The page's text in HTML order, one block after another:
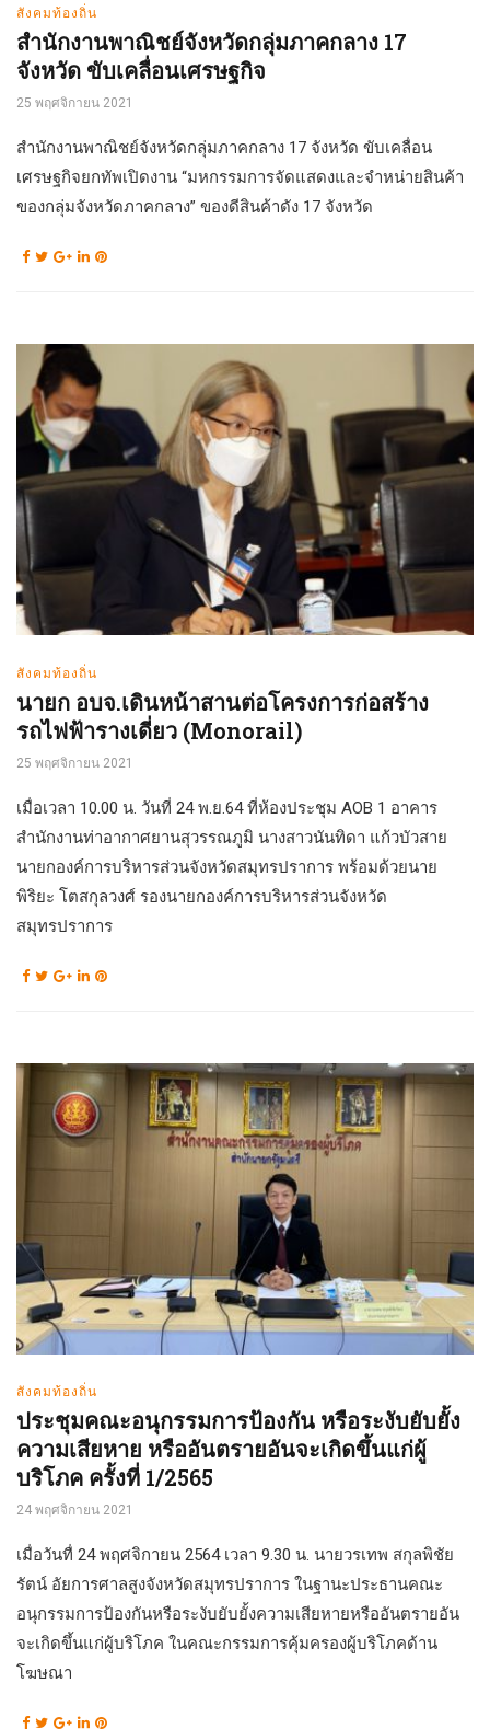
สังคมท้องถิ่น
สำนักงานพาณิชย์จังหวัดกลุ่มภาคกลาง 17
จังหวัด ขับเคลื่อนเศรษฐกิจ
25 พฤศจิกายน 2021
สำนักงานพาณิชย์จังหวัดกลุ่มภาคกลาง 17 จังหวัด ขับเคลื่อน
เศรษฐกิจยกทัพเปิดงาน “มหกรรมการจัดแสดงและจำหน่ายสินค้า
ของกลุ่มจังหวัดภาคกลาง” ของดีสินค้าดัง 17 จังหวัด
สังคมท้องถิ่น
นายก อบจ.เดินหน้าสานต่อโครงการก่อสร้าง
รถไฟฟ้ารางเดี่ยว (Monorail)
25 พฤศจิกายน 2021
เมื่อเวลา 10.00 น. วันที่ 24 พ.ย.64 ที่ห้องประชุม AOB 1 อาคาร
สำนักงานท่าอากาศยานสุวรรณภูมิ นางสาวนันทิดา แก้วบัวสาย
นายกองค์การบริหารส่วนจังหวัดสมุทรปราการ พร้อมด้วยนาย
พิริยะ โตสกุลวงศ์ รองนายกองค์การบริหารส่วนจังหวัด
สมุทรปราการ
สังคมท้องถิ่น
ประชุมคณะอนุกรรมการป้องกัน หรือระงับยับยั้ง
ความเสียหาย หรืออันตรายอันจะเกิดขึ้นแก่ผู้
บริโภค ครั้งที่ 1/2565
24 พฤศจิกายน 2021
เมื่อวันทื่ 24 พฤศจิกายน 2564 เวลา 9.30 น. นายวรเทพ สกุลพิชัย
รัตน์ อัยการศาลสูงจังหวัดสมุทรปราการ ในฐานะประธานคณะ
อนุกรรมการป้องกันหรือระงับยับยั้งความเสียหายหรืออันตรายอัน
จะเกิดขึ้นแก่ผู้บริโภค ในคณะกรรมการคุ้มครองผู้บริโภคด้าน
โฆษณา